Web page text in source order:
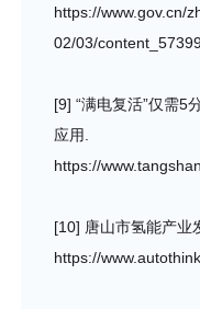
https://www.gov.cn/
02/03/
[9] “满电复活”仅需5
应用.
https://
[10] 唐山市氢能产业
https://